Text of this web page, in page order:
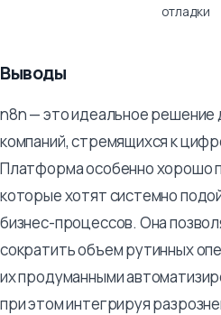
отладки
Выводы
n8n — это идеальное решение
компаний, стремящихся к
Платформа особенно хорошо
которые хотят системно
бизнес-процессов. Она
сократить объем рутинных
их продуманными
при этом интегрируя